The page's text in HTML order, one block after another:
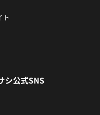
ト
シ公式SNS